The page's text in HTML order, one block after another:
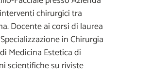
chirurgici tra
Docente ai corsi di laurea
in Chirurgia
Medicina Estetica di
scientifiche su riviste